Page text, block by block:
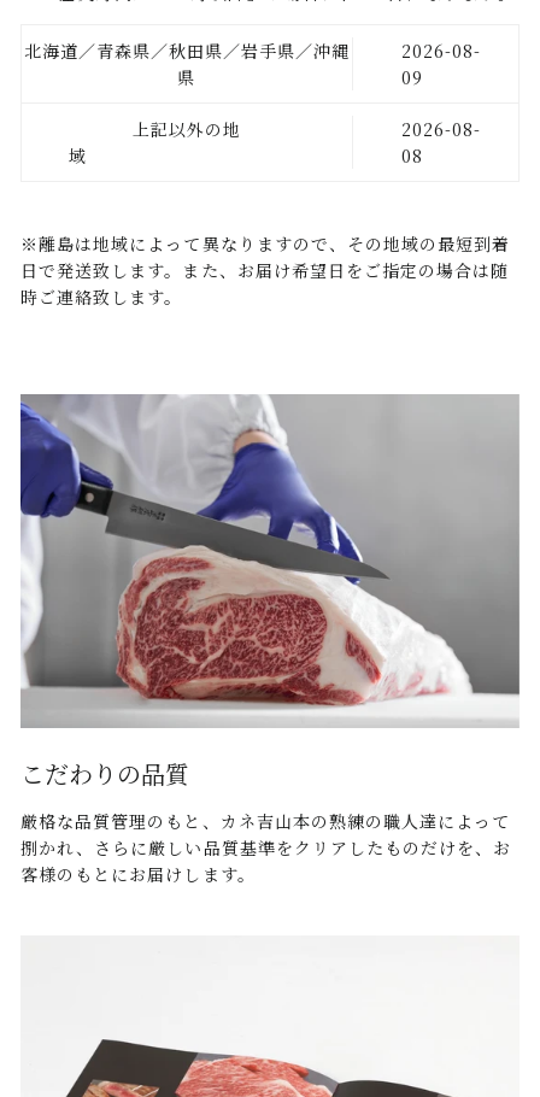
北海道／青森県／秋田県／岩手県／沖縄
県
2026-08-
09
上記以外の地
域
2026-08-
08
※離島は地域によって異なりますので、その地域の最短到着
日で発送致します。また、お届け希望日をご指定の場合は随
時ご連絡致します。
こだわりの品質
厳格な品質管理のもと、カネ吉山本の熟練の職人達によって
捌かれ、さらに厳しい品質基準をクリアしたものだけを、お
客様のもとにお届けします。